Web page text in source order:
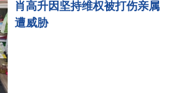
肖高升因坚持维权被打伤亲属
遭威胁